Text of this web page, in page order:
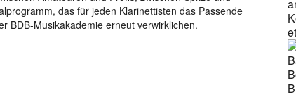
das für jeden Klarinettisten das Passende
BDB-Musikakademie erneut verwirklichen.